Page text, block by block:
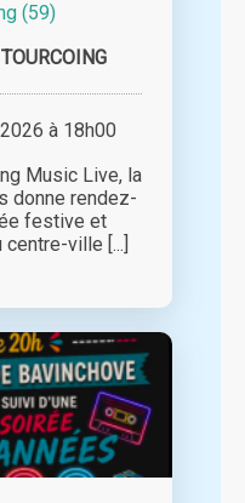
(59)
à 18h00
Music Live, la
donne rendez-
festive et
ville [...]